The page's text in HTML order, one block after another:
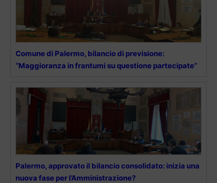
Comune di Palermo, bilancio di previsione:
“Maggioranza in frantumi su questione partecipate”
Palermo, approvato il bilancio consolidato: inizia una
nuova fase per l’Amministrazione?